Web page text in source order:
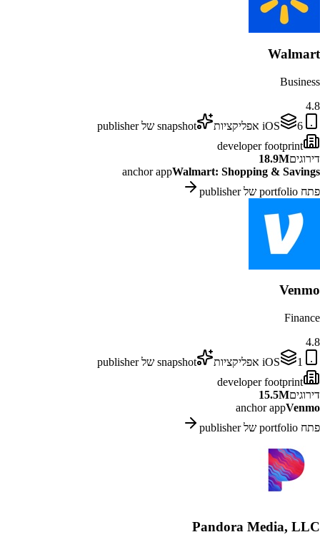
Walmart
Business
4.8
iOS
6 אפליקציות
snapshot של publisher
developer footprint
דירוגים18.9M
anchor appWalmart: Shopping & Savings
פתח portfolio של publisher
Venmo
Finance
4.8
iOS
1 אפליקציות
snapshot של publisher
developer footprint
דירוגים15.5M
anchor appVenmo
פתח portfolio של publisher
Pandora Media, LLC